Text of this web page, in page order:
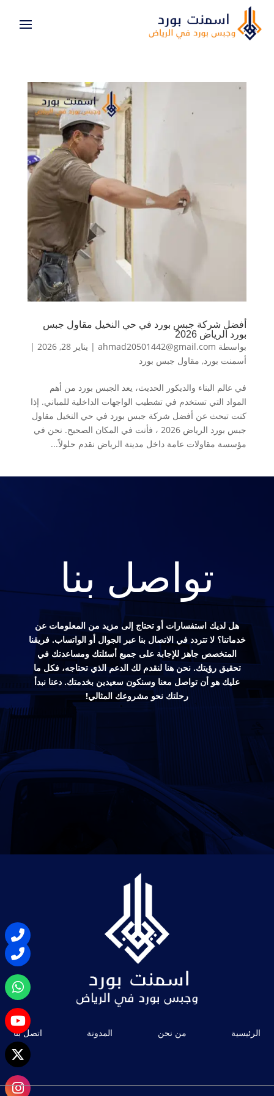
أفضل شركة جبس بورد في حي النخيل مقاول جبس
بورد الرياض 2026
بواسطة ahmad20501442@gmail.com
| يناير 28, 2026
|
أسمنت بورد, مقاول جبس بورد
في عالم البناء والديكور الحديث، يعد الجبس بورد من أهم
المواد التي تستخدم في تشطيب الواجهات الداخلية للمباني. إذا
كنت تبحث عن أفضل شركة جبس بورد في حي النخيل مقاول
جبس بورد الرياض 2026 ، فأنت في المكان الصحيح. نحن في
مؤسسة مقاولات عامة داخل مدينة الرياض نقدم حلولاً...
تواصل بنا
هل لديك استفسارات أو تحتاج إلى مزيد من المعلومات عن
خدماتنا؟ لا تتردد في الاتصال بنا عبر الجوال أو الواتساب. فريقنا
المتخصص جاهز للإجابة على جميع أسئلتك ومساعدتك في
تحقيق رؤيتك. نحن هنا لنقدم لك الدعم الذي تحتاجه، فكل ما
عليك هو أن تواصل معنا وسنكون سعيدين بخدمتك. دعنا نبدأ
رحلتك نحو مشروعك المثالي!
الرئيسية من نحن المدونة اتصل بنا